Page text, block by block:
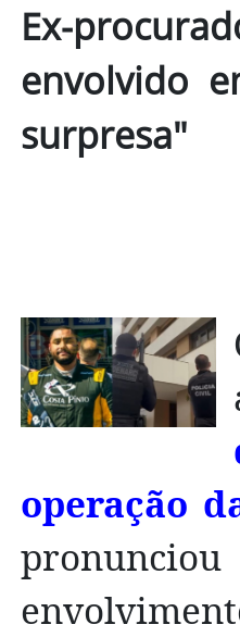
Ex-
envolvido
surpresa"
operação